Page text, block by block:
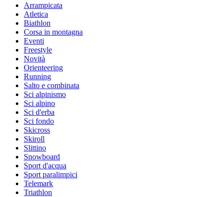
Arrampicata
Atletica
Biathlon
Corsa in montagna
Eventi
Freestyle
Novità
Orienteering
Running
Salto e combinata
Sci alpinismo
Sci alpino
Sci d'erba
Sci fondo
Skicross
Skiroll
Slittino
Snowboard
Sport d'acqua
Sport paralimpici
Telemark
Triathlon